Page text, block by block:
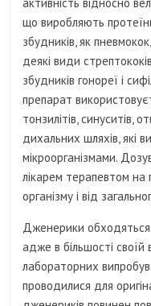
що виробляють
збудників, як
деякі види
збудників гонореї і
препарат
тонзилітів, синуситів,
дихальних шляхів, які
мікроорганізмами.
лікарем терапевтом на
організму і від
Дженерики
адже в більшості своїй
лабораторних
проводилися для